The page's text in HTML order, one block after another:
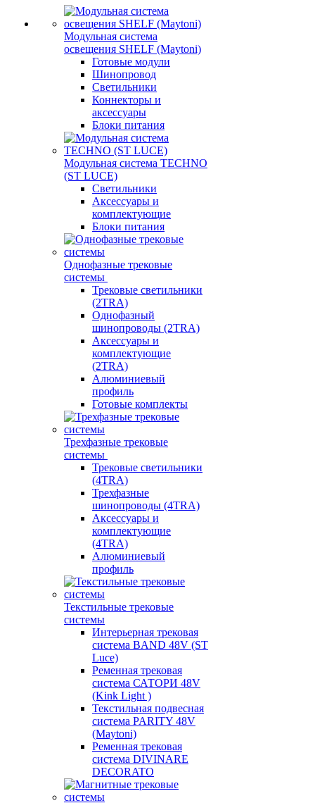
Модульная система
освещения SHELF (Maytoni)
Готовые модули
Шинопровод
Светильники
Коннекторы и
аксессуары
Блоки питания
Модульная система TECHNO
(ST LUCE)
Светильники
Аксессуары и
комплектующие
Блоки питания
Однофазные трековые
системы
Трековые светильники
(2TRA)
Однофазный
шинопроводы (2TRA)
Аксессуары и
комплектующие
(2TRA)
Алюминиевый
профиль
Готовые комплекты
Трехфазные трековые
системы
Трековые светильники
(4TRA)
Трехфазные
шинопроводы (4TRA)
Аксессуары и
комплектующие
(4TRA)
Алюминиевый
профиль
Текстильные трековые
системы
Интерьерная трековая
система BAND 48V (ST
Luce)
Ременная трековая
система САТОРИ 48V
(Kink Light )
Текстильная подвесная
система PARITY 48V
(Maytoni)
Ременная трековая
система DIVINARE
DECORATO